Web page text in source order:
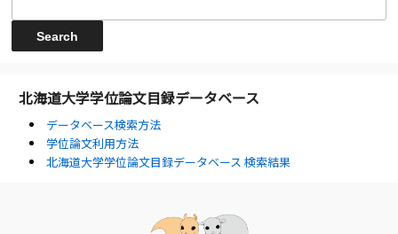
北海道大学学位論文目録データベース
データベース検索方法
学位論文利用方法
北海道大学学位論文目録データベース 検索結果